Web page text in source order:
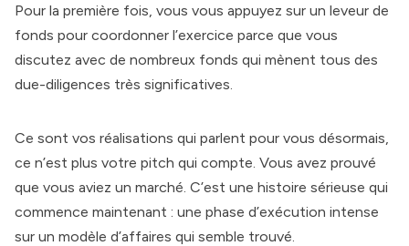
Pour la première fois, vous vous appuyez sur un leveur de
fonds pour coordonner l’exercice parce que vous
discutez avec de nombreux fonds qui mènent tous des
due-diligences très significatives.
Ce sont vos réalisations qui parlent pour vous désormais,
ce n’est plus votre pitch qui compte. Vous avez prouvé
que vous aviez un marché. C’est une histoire sérieuse qui
commence maintenant : une phase d’exécution intense
sur un modèle d’affaires qui semble trouvé.